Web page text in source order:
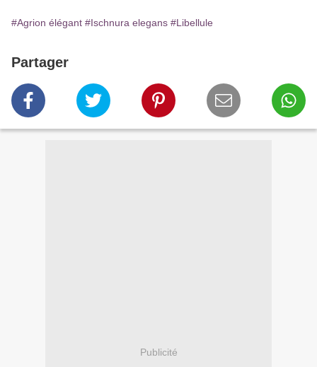
#Agrion élégant #Ischnura elegans #Libellule
Partager
Publicité